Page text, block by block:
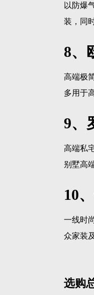
以防爆
装，同
8、
高端极
多用于
9、
高端私
别墅高
10
一线时
众家装
选购